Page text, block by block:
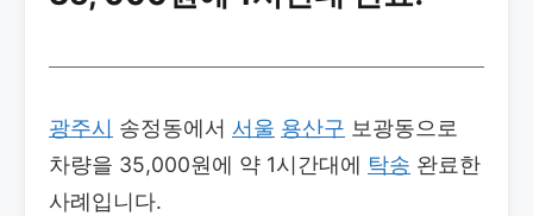
광주시 송정동에서 서울 용산구 보광동으로
차량을 35,000원에 약 1시간대에 탁송 완료한
사례입니다.